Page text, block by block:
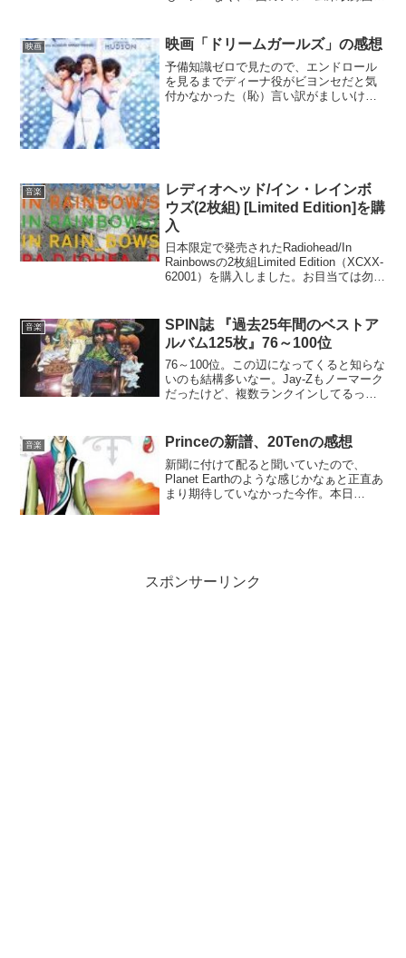
青：ロングバージョン、リミックス等
Taken Fr...
映画 映画「ドリームガールズ」の感想
予備知識ゼロで見たので、エンドロール
を見るまでディーナ役がビヨンセだと気
付かなかった（恥）言い訳がましいけ
音楽
レディオヘッド/イン・レインボ
ウズ(2枚組) [Limited Edition]を購
入
日本限定で発売されたRadiohead/In
Rainbowsの2枚組Limited Edition（XCXX-
62001）を購入しました。お目当ては勿
手できなかった...
音楽
SPIN誌 『過去25年間のベストア
ルバム125枚』76～100位
76～100位。この辺になってくると知らな
いのも結構多いなー。Jay-Zもノーマーク
だったけど、複数ランクインしてるって
Down Pro...
音楽 Princeの新譜、20Tenの感想
新聞に付けて配ると聞いていたので、
Planet Earthのような感じかなぁと正直あ
まり期待していなかった今作。本日
スポンサーリンク